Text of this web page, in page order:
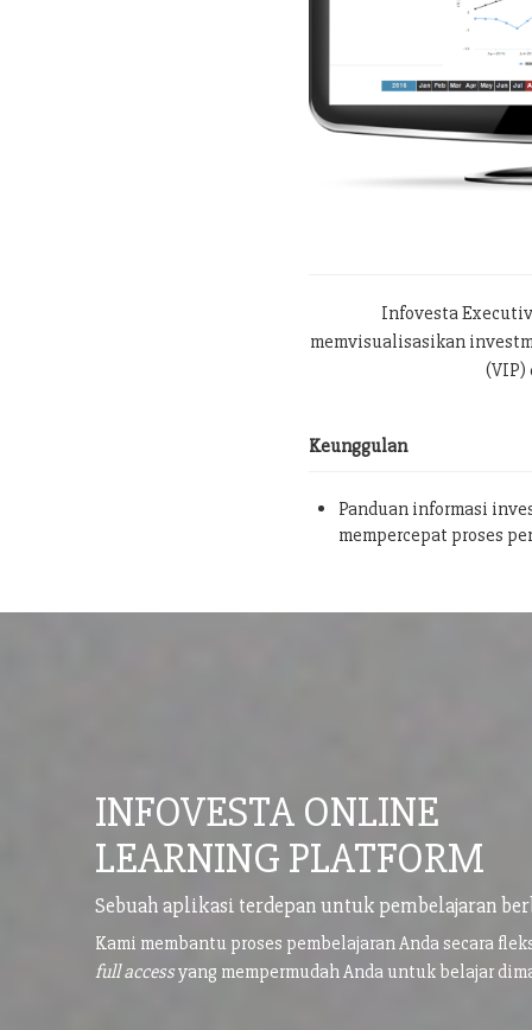
Infovesta
memvisualisasikan
(VIP)
Keunggulan
Panduan informasi
mempercepat proses
INFOVESTA ONLINE
LEARNING PLATFORM
Sebuah aplikasi terdepan untuk pembelajaran
Kami membantu proses pembelajaran Anda secara
full accessyang mempermudah Anda untuk belajar